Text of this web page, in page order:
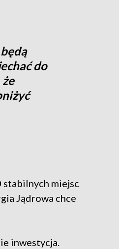
do
stabilnych miejsc
Jądrowa chce
inwestycja.